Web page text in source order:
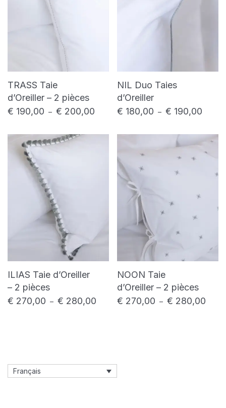
TRASS Taie
d’Oreiller – 2 pièces
€ 190,00 – € 200,00 Plage de prix : € 190,00 à € 200,00
NIL Duo Taies
d’Oreiller
€ 180,00 – € 190,00
ILIAS Taie d’Oreiller
– 2 pièces
€ 270,00 – € 280,00 Plage de prix : € 270,00 à € 280,00
NOON Taie
d’Oreiller – 2 pièces
€ 270,00 – € 280,00
Français